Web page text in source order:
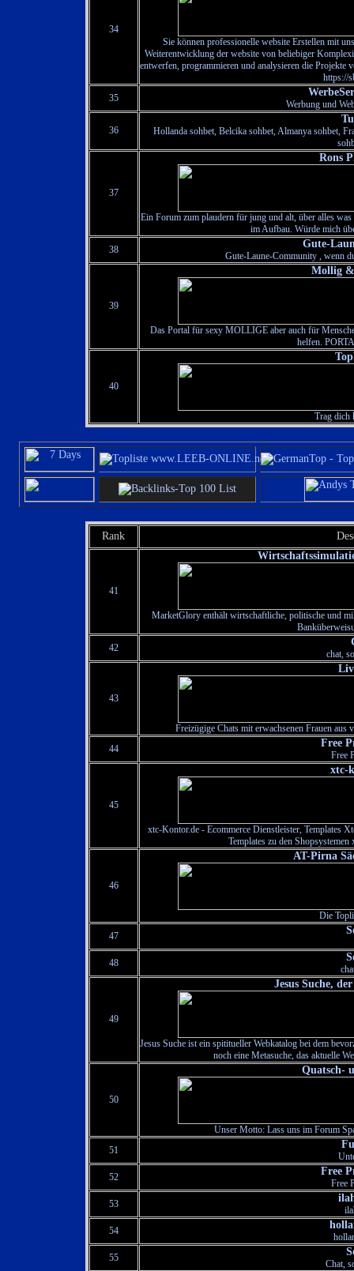
34
Sie können professionelle website Erstellen mit
Weiterentwicklung der website von beliebiger
entwerfen, programmieren und analysieren die
https://
35
Werbung und
36
Hollanda sohbet, Belcika sohbet, Almanya sohbet,
37
Rons
Ein Forum zum plaudern für jung und alt, über alles
im Aufbau. Würde mich
38
Gute-
Gute-Laune-Community , wenn
39
Mollig
Das Portal für sexy MOLLIGE aber auch für
helfen.
40
Trag dich
Rank
41
MarketGlory enthält wirtschaftliche, politische und
42
chat,
43
Freizügige Chats mit erwachsenen Frauen aus
44
Free
Free
45
xtc-
xtc-Kontor.de - Ecommerce Dienstleister, Templates
Templates zu den
46
AT-Pirna
Die
47
48
49
Jesus Suche,
Jesus Suche ist ein spititueller Webkatalog bei dem
noch eine Metasuche, das aktuelle
50
Quatsch-
Unser Motto: Lass uns im Forum
51
52
Free
Free
53
54
55
Chat,